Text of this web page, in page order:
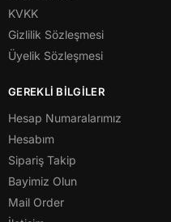
KVKK
Gizlilik Sözleşmesi
Üyelik Sözleşmesi
GEREKLİ BİLGİLER
Hesap Numaralarımız
Hesabım
Sipariş Takip
Bayimiz Olun
Mail Order